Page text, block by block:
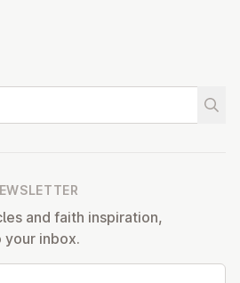
and faith inspiration,
inbox.